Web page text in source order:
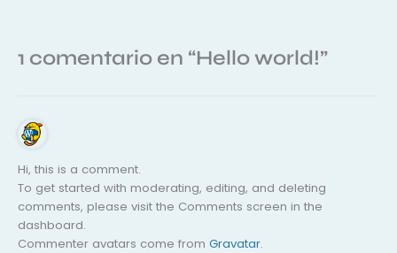
1 comentario en “Hello world!”
Hi, this is a comment.
To get started with moderating, editing, and deleting
comments, please visit the Comments screen in the
dashboard.
Commenter avatars come from Gravatar.